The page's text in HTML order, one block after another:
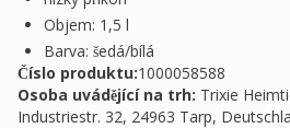
Objem: 1,5 l
Barva: šedá/bílá
Číslo produktu:1000058588
Osoba uvádějící na trh: Trixie
Industriestr. 32, 24963 Tarp,